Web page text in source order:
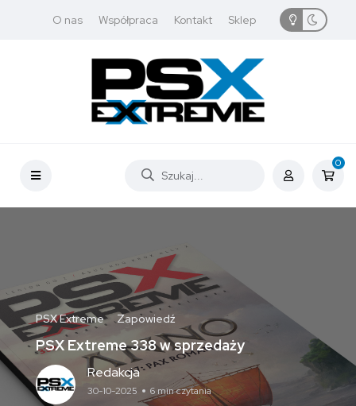
O nas Współpraca Kontakt Sklep
0
PSX Extreme Zapowiedź
PSX Extreme 338 w sprzedaży
Redakcja
30-10-2025 6 min czytania